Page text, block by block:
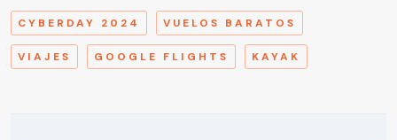
CYBERDAY 2024 VUELOS BARATOS
VIAJES GOOGLE FLIGHTS KAYAK